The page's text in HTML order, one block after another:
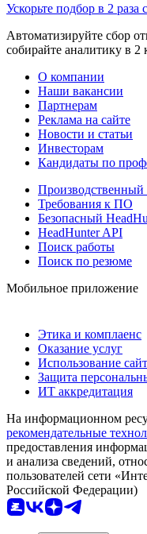
Ускорьте подбор в 2 раза
Автоматизируйте сбор
собирайте аналитику в 2
О компании
Наши вакансии
Партнерам
Реклама на сайте
Новости и статьи
Инвесторам
Кандидаты по
Производственный
Требования к ПО
Безопасный
HeadHunter API
Поиск работы
Поиск по резюме
Мобильное приложение
Этика и комплаенс
Оказание услуг
Использование
Защита
ИТ аккредитация
На информационном
рекомендательные
предоставления
и анализа сведений,
пользователей сети
Российской Федерации)